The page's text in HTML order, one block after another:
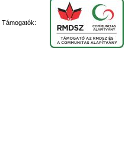
Támogatók: